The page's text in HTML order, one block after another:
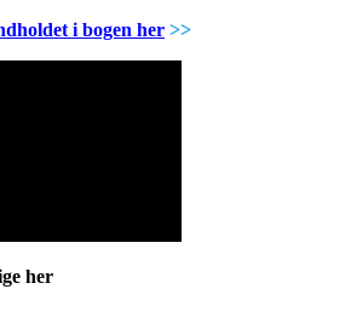
i bogen her >>
her